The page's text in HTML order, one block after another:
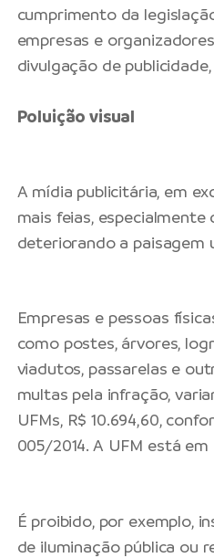
cumprimento da
empresas e
divulgação de
Poluição visual
A mídia publicitária, em
mais feias,
deteriorando a paisagem
Empresas e pessoas
como postes, árvores,
viadutos, passarelas e
multas pela infração,
UFMs, R$ 10.694,60,
005/2014. A UFM está em
É proibido, por exemplo,
de iluminação pública ou